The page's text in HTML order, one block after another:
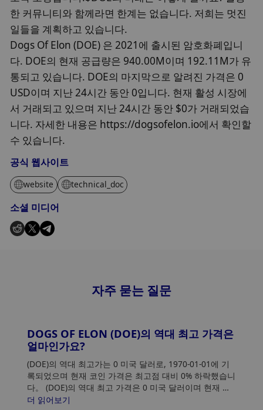
한 커뮤니티와 함께라면 한계는 없습니다. 저희는 멋진
일들을 계획하고 있습니다.
Dogs Of Elon (DOE) 은 2021에 출시된 암호화폐입니
다. DOE의 현재 공급량은 940.00M이며 192.11M가 유
통되고 있습니다. DOE의 마지막으로 알려진 가격은 0
USD이며 지난 24시간 동안 0입니다. 현재 활성 시장에
서 거래되고 있으며 지난 24시간 동안 $0가 거래되었습
니다. 자세한 내용은 https://dogsofelon.io에서 확인할
수 있습니다.
공식 웹사이트
website technical_doc
소셜 미디어
자주 묻는 질문
DOGS OF ELON (DOE)의 역대 최고 가격은
얼마인가요?
(DOE)의 역대 최고가는 0 미국 달러로, 1970-01-01에 기
록되었으며 현재 코인 가격은 최고점 대비 0% 하락했습니
다。 (DOE)의 역대 최고 가격은 0 미국 달러이며 현재 가
격은 최고점 대비 0% 하락했습니다.
더 읽어보기